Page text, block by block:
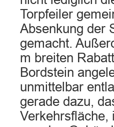
Torpfeiler
Absenkung der
gemacht.
m breiten
Bordstein
unmittelbar
gerade dazu,
Verkehrsfläche,